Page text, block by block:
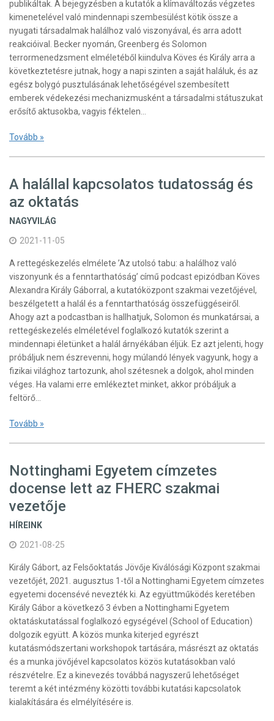
publikáltak. A bejegyzésben a kutatók a klímaváltozás végzetes
kimenetelével való mindennapi szembesülést kötik össze a
nyugati társadalmak halálhoz való viszonyával, és arra adott
reakcióival. Becker nyomán, Greenberg és Solomon
terrormenedzsment elméletéből kiindulva Köves és Király arra a
következtetésre jutnak, hogy a napi szinten a saját haláluk, és az
egész bolygó pusztulásának lehetőségével szembesített
emberek védekezési mechanizmusként a társadalmi státuszukat
erősítő aktusokba, vagyis féktelen…
Tovább »
A halállal kapcsolatos tudatosság és
az oktatás
NAGYVILÁG
2021-11-05
A rettegéskezelés elmélete ’Az utolsó tabu: a halálhoz való
viszonyunk és a fenntarthatóság’ című podcast epizódban Köves
Alexandra Király Gáborral, a kutatóközpont szakmai vezetőjével,
beszélgetett a halál és a fenntarthatóság összefüggéseiről.
Ahogy azt a podcastban is hallhatjuk, Solomon és munkatársai, a
rettegéskezelés elméletével foglalkozó kutatók szerint a
mindennapi életünket a halál árnyékában éljük. Ez azt jelenti, hogy
próbáljuk nem észrevenni, hogy múlandó lények vagyunk, hogy a
fizikai világhoz tartozunk, ahol szétesnek a dolgok, ahol minden
véges. Ha valami erre emlékeztet minket, akkor próbáljuk a
feltörő…
Tovább »
Nottinghami Egyetem címzetes
docense lett az FHERC szakmai
vezetője
HÍREINK
2021-08-25
Király Gábort, az Felsőoktatás Jövője Kiválósági Központ szakmai
vezetőjét, 2021. augusztus 1-től a Nottinghami Egyetem címzetes
egyetemi docensévé nevezték ki. Az együttműködés keretében
Király Gábor a következő 3 évben a Nottinghami Egyetem
oktatáskutatással foglalkozó egységével (School of Education)
dolgozik együtt. A közös munka kiterjed egyrészt
kutatásmódszertani workshopok tartására, másrészt az oktatás
és a munka jövőjével kapcsolatos közös kutatásokban való
részvételre. Ez a kinevezés továbbá nagyszerű lehetőséget
teremt a két intézmény közötti további kutatási kapcsolatok
kialakítására és elmélyítésére is.